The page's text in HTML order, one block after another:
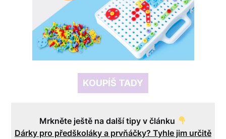
KOUPÍŠ TADY
Mrkněte ještě na další tipy v článku
Dárky pro předškoláky a prvňáčky? Tyhle jim určitě